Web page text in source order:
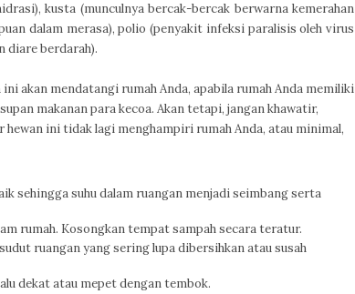
kusta (munculnya bercak-bercak berwarna kemerahan
dalam merasa), polio (penyakit infeksi paralisis oleh virus
diare berdarah).
akan mendatangi rumah Anda, apabila rumah Anda memiliki
makanan para kecoa. Akan tetapi, jangan khawatir,
ini tidak lagi menghampiri rumah Anda, atau minimal,
sehingga suhu dalam ruangan menjadi seimbang serta
rumah. Kosongkan tempat sampah secara teratur.
ruangan yang sering lupa dibersihkan atau susah
dekat atau mepet dengan tembok.